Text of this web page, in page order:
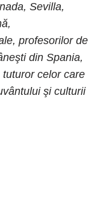
Sevilla,
profesorilor de
din Spania,
celor care
şi culturii